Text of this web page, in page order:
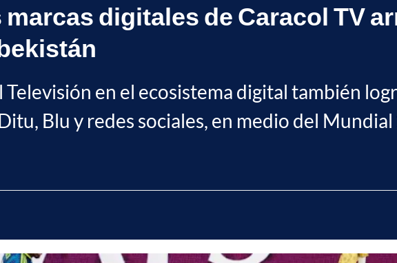
digitales de Caracol TV
Televisión en el ecosistema digital también
Blu y redes sociales, en medio del